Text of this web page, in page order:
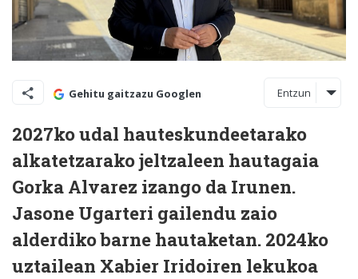
Gehitu gaitzazu Googlen Entzun
2027ko udal hauteskundeetarako
alkatetzarako jeltzaleen hautagaia
Gorka Alvarez izango da Irunen.
Jasone Ugarteri gailendu zaio
alderdiko barne hautaketan. 2024ko
uztailean Xabier Iridoiren lekukoa